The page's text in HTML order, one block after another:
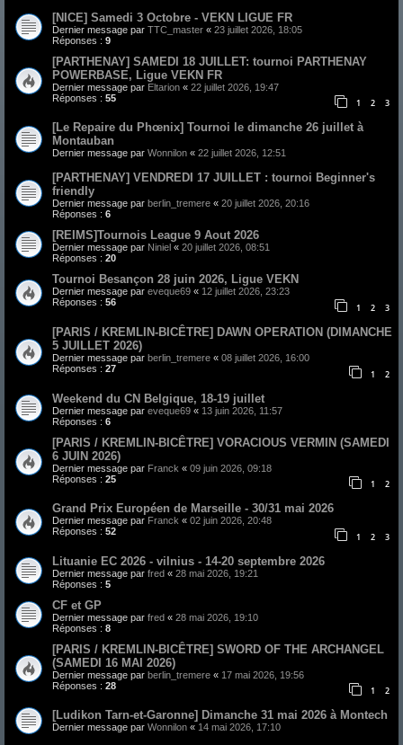
[NICE] Samedi 3 Octobre - VEKN LIGUE FR
Dernier message par TTC_master « 23 juillet 2026, 18:05
Réponses : 9
[PARTHENAY] SAMEDI 18 JUILLET: tournoi PARTHENAY
POWERBASE, Ligue VEKN FR
Dernier message par Eltarion « 22 juillet 2026, 19:47
Réponses : 55 1 2 3
[Le Repaire du Phœnix] Tournoi le dimanche 26 juillet à
Montauban
Dernier message par Wonnilon « 22 juillet 2026, 12:51
[PARTHENAY] VENDREDI 17 JUILLET : tournoi Beginner's
friendly
Dernier message par berlin_tremere « 20 juillet 2026, 20:16
Réponses : 6
[REIMS]Tournois League 9 Aout 2026
Dernier message par Niniel « 20 juillet 2026, 08:51
Réponses : 20
Tournoi Besançon 28 juin 2026, Ligue VEKN
Dernier message par eveque69 « 12 juillet 2026, 23:23
Réponses : 56 1 2 3
[PARIS / KREMLIN-BICÊTRE] DAWN OPERATION (DIMANCHE
5 JUILLET 2026)
Dernier message par berlin_tremere « 08 juillet 2026, 16:00
Réponses : 27 1 2
Weekend du CN Belgique, 18-19 juillet
Dernier message par eveque69 « 13 juin 2026, 11:57
Réponses : 6
[PARIS / KREMLIN-BICÊTRE] VORACIOUS VERMIN (SAMEDI
6 JUIN 2026)
Dernier message par Franck « 09 juin 2026, 09:18
Réponses : 25 1 2
Grand Prix Européen de Marseille - 30/31 mai 2026
Dernier message par Franck « 02 juin 2026, 20:48
Réponses : 52 1 2 3
Lituanie EC 2026 - vilnius - 14-20 septembre 2026
Dernier message par fred « 28 mai 2026, 19:21
Réponses : 5
CF et GP
Dernier message par fred « 28 mai 2026, 19:10
Réponses : 8
[PARIS / KREMLIN-BICÊTRE] SWORD OF THE ARCHANGEL
(SAMEDI 16 MAI 2026)
Dernier message par berlin_tremere « 17 mai 2026, 19:56
Réponses : 28 1 2
[Ludikon Tarn-et-Garonne] Dimanche 31 mai 2026 à Montech
Dernier message par Wonnilon « 14 mai 2026, 17:10